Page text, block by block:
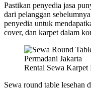
Pastikan penyedia jasa
dari pelanggan
penyedia untuk
cover, dan karpet dalam
Rental Sewa Karpet
Sewa round table lesehan